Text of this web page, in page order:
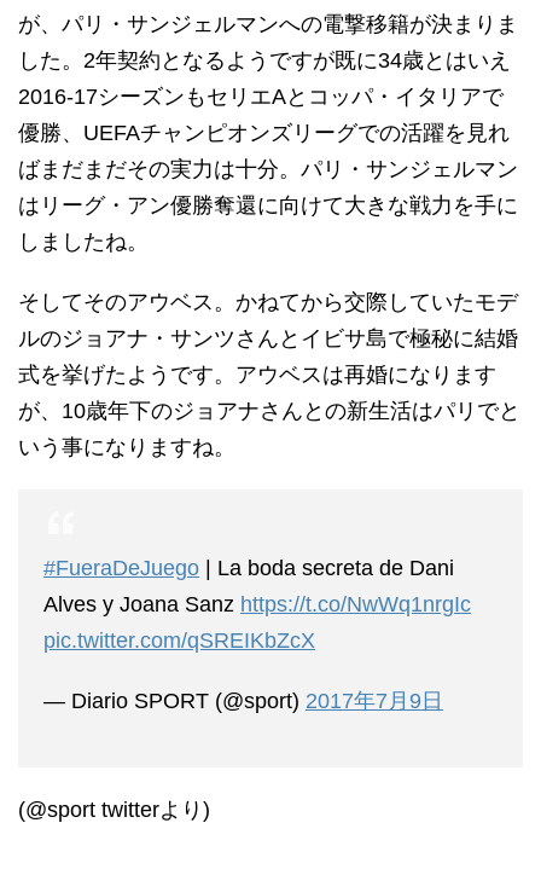
が、パリ・サンジェルマンへの電撃移籍が決まりま
した。2年契約となるようですが既に34歳とはいえ
2016-17シーズンもセリエAとコッパ・イタリアで
優勝、UEFAチャンピオンズリーグでの活躍を見れ
ばまだまだその実力は十分。パリ・サンジェルマン
はリーグ・アン優勝奪還に向けて大きな戦力を手に
しましたね。
そしてそのアウベス。かねてから交際していたモデ
ルのジョアナ・サンツさんとイビサ島で極秘に結婚
式を挙げたようです。アウベスは再婚になります
が、10歳年下のジョアナさんとの新生活はパリでと
いう事になりますね。
#FueraDeJuego | La boda secreta de Dani
Alves y Joana Sanz https://t.co/NwWq1nrgIc
pic.twitter.com/qSREIKbZcX
— Diario SPORT (@sport) 2017年7月9日
(@sport twitterより)